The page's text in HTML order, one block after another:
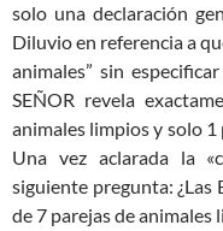
solo una declaración
Diluvio en referencia a
animales” sin
SEÑOR revela
animales limpios y solo
Una vez aclarada la
siguiente pregunta: ¿Las
de 7 parejas de animales